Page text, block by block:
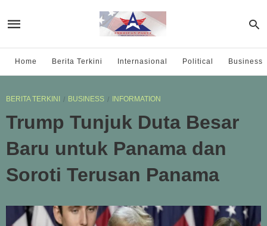
Home Berita Terkini Internasional Political Business
BERITA TERKINI BUSINESS INFORMATION
Trump Tunjuk Duta Besar
Baru untuk Panama dan
Soroti Terusan Panama